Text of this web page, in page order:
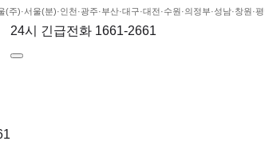
(주)·서울(분)·인천·광주·부산·대구·대전·수원·의정부·성남·창원·
24시 긴급전화 1661-2661